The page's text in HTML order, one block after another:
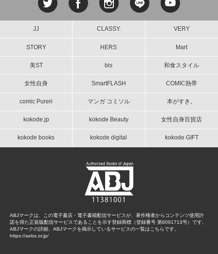
JJ CLASSY. VERY
STORY HERS Mart
美ST bis 和食スタイル
女性自身 SmartFLASH COMIC熱帯
comic Pureri マンガ コミソル 本がすき。
kokode.jp kokode Beauty 女性自身百貨店
kokode books kokode digital kokode GIFT
ABJマークは、この電子書店・電子書籍配信サービスが、著作権者からコンテンツ使用許
諾を得た正規版配信サービスであることを示す登録商標（登録番号 第6091713号）です。
ABJマークの詳細、ABJマークを掲示しているサービスの一覧はこちらです。
https://aebs.or.jp/